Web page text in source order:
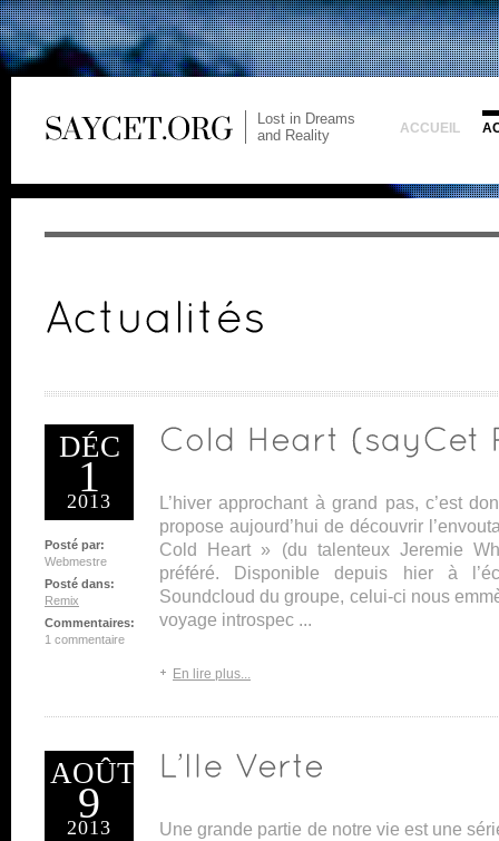
Lost in Dreams
and Reality
ACCUEIL
DÉC
1
2013
Posté par:
Webmestre
Posté dans:
Remix
Commentaires:
1 commentaire
L’hiver approchant à grand pas, c’est
propose aujourd’hui de découvrir
Cold Heart » (du talenteux Jeremie
préféré. Disponible depuis hier à
Soundcloud du groupe, celui-ci nous
voyage introspec ...
En lire plus...
AOÛT
9
2013
Une grande partie de notre vie est une